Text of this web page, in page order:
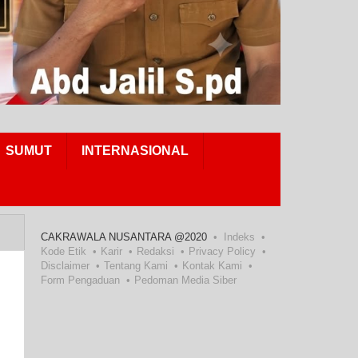
SUMUT INTERNASIONAL
CAKRAWALA NUSANTARA @2020
Indeks
Kode Etik
Karir Redaksi
Privacy Policy
Disclaimer
Tentang Kami
Kontak Kami
Form Pengaduan
Pedoman Media Siber